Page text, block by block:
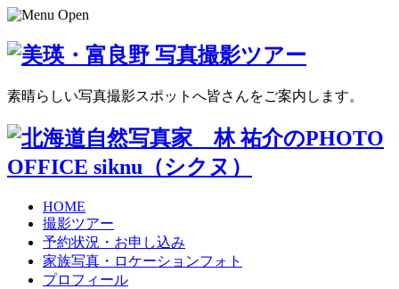
素晴らしい写真撮影スポットへ皆さんをご案内します。
HOME
撮影ツアー
予約状況・お申し込み
家族写真・ロケーションフォト
プロフィール